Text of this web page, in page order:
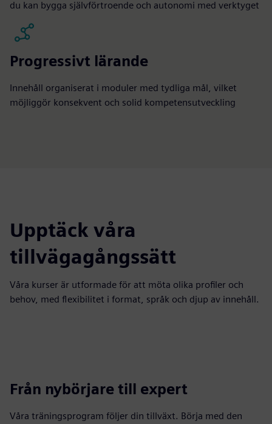
du kan bygga självförtroende och autonomi med verktyget
Progressivt lärande
Innehåll organiserat i moduler med tydliga mål, vilket
möjliggör konsekvent och solid kompetensutveckling
Upptäck våra
tillvägagångssätt
Våra kurser är utformade för att möta olika profiler och
behov, med flexibilitet i format, språk och djup av innehåll.
Från nybörjare till expert
Våra träningsprogram följer din tillväxt. Börja med den